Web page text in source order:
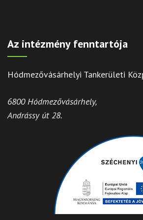
Az intézmény fenntartója
Hódmezővásárhelyi Tankerületi
6800 Hódmezővásárhely,
Andrássy út 28.